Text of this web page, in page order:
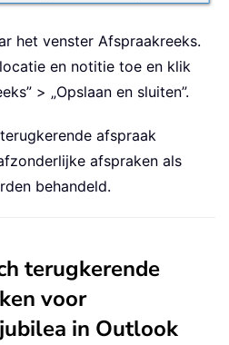
het venster Afspraakreeks.
en notitie toe en klik
> „Opslaan en sluiten”.
afspraak
afspraken als
behandeld.
terugkerende
voor
in Outlook